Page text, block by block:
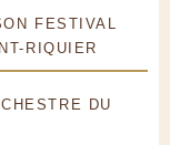
FESTIVAL
RIQUIER
DU